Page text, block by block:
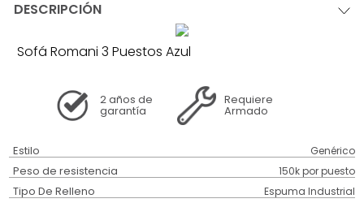
DESCRIPCIÓN
Sofá Romani 3 Puestos Azul
2 años de
garantía
Requiere
Armado
Estilo Genérico
Peso de resistencia 150k por puesto
Tipo De Relleno Espuma Industrial